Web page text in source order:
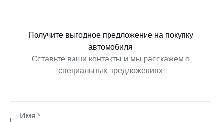
Получите выгодное предложение на покупку
автомобиля
Оставьте ваши контакты и мы расскажем о
специальных предложениях
Имя*